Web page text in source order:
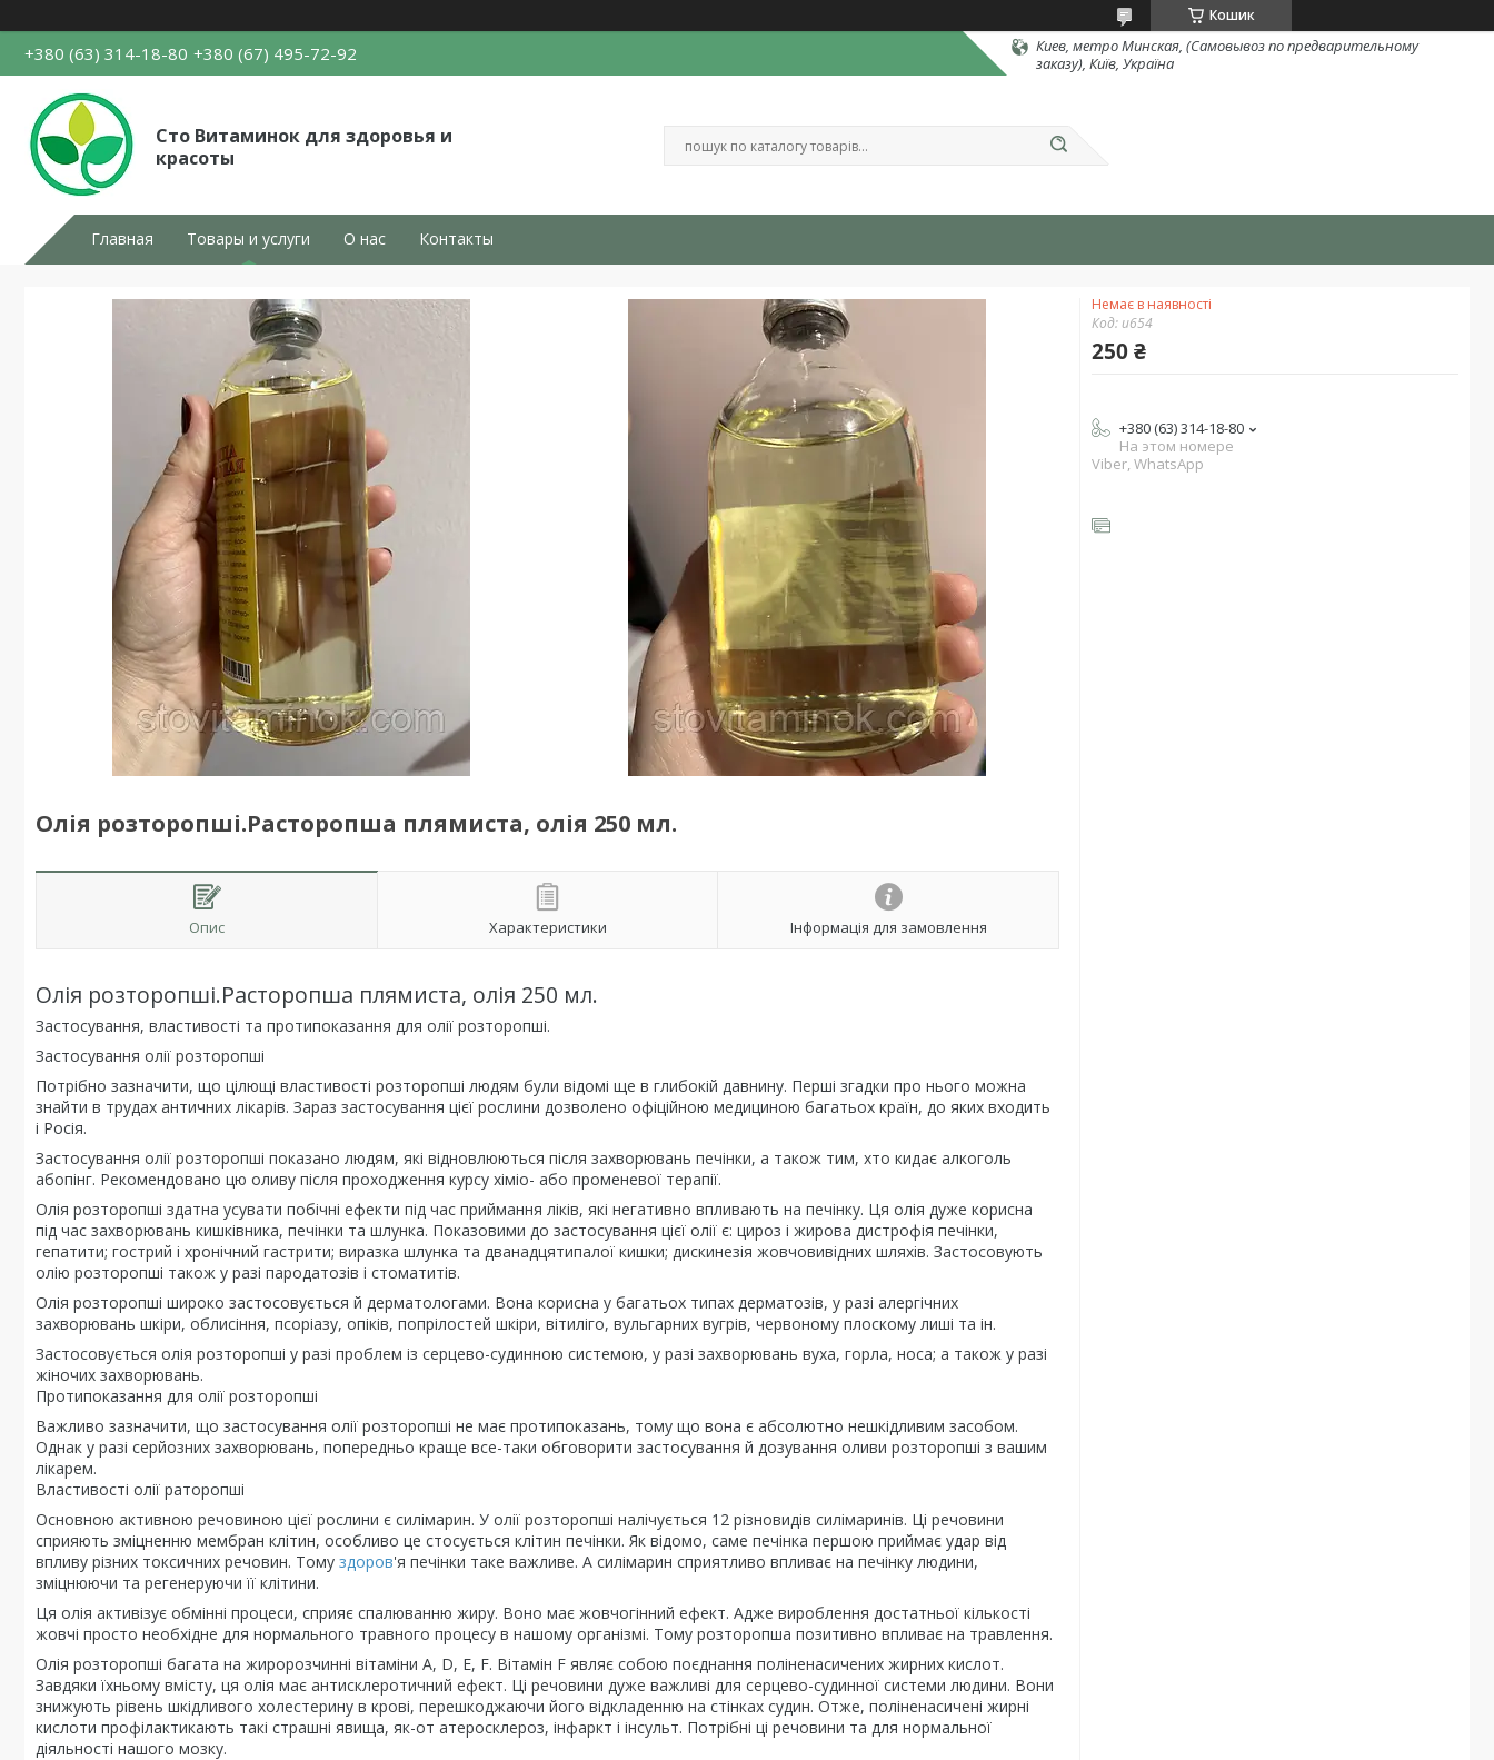
Кошик
+380 (63) 314-18-80 +380 (67) 495-72-92
Киев, метро Минская, (Самовывоз по предварительному
заказу), Київ, Україна
Сто Витаминок для здоровья и
красоты
Главная Товары и услуги О нас Контакты
Олія розторопші.Расторопша плямиста, олія 250 мл.
Опис Характеристики Інформація для замовлення
Олія розторопші.Расторопша плямиста, олія 250 мл.
Застосування, властивості та протипоказання для олії розторопші.
Застосування олії розторопші
Потрібно зазначити, що цілющі властивості розторопші людям були відомі ще в глибокій давнину. Перші згадки про нього можна
знайти в трудах античних лікарів. Зараз застосування цієї рослини дозволено офіційною медициною багатьох країн, до яких входить
і Росія.
Застосування олії розторопші показано людям, які відновлюються після захворювань печінки, а також тим, хто кидає алкоголь
абопінг. Рекомендовано цю оливу після проходження курсу хіміо- або променевої терапії.
Олія розторопші здатна усувати побічні ефекти під час приймання ліків, які негативно впливають на печінку. Ця олія дуже корисна
під час захворювань кишківника, печінки та шлунка. Показовими до застосування цієї олії є: цироз і жирова дистрофія печінки,
гепатити; гострий і хронічний гастрити; виразка шлунка та дванадцятипалої кишки; дискинезія жовчовивідних шляхів. Застосовують
олію розторопші також у разі пародатозів і стоматитів.
Олія розторопші широко застосовується й дерматологами. Вона корисна у багатьох типах дерматозів, у разі алергічних
захворювань шкіри, облисіння, псоріазу, опіків, попрілостей шкіри, вітиліго, вульгарних вугрів, червоному плоскому лиші та ін.
Застосовується олія розторопші у разі проблем із серцево-судинною системою, у разі захворювань вуха, горла, носа; а також у разі
жіночих захворювань.
Протипоказання для олії розторопші
Важливо зазначити, що застосування олії розторопші не має протипоказань, тому що вона є абсолютно нешкідливим засобом.
Однак у разі серйозних захворювань, попередньо краще все-таки обговорити застосування й дозування оливи розторопші з вашим
лікарем.
Властивості олії раторопші
Основною активною речовиною цієї рослини є силімарин. У олії розторопші налічується 12 різновидів силімаринів. Ці речовини
сприяють зміцненню мембран клітин, особливо це стосується клітин печінки. Як відомо, саме печінка першою приймає удар від
впливу різних токсичних речовин. Тому здоров'я печінки таке важливе. А силімарин сприятливо впливає на печінку людини,
зміцнюючи та регенеруючи її клітини.
Ця олія активізує обмінні процеси, сприяє спалюванню жиру. Воно має жовчогінний ефект. Адже вироблення достатньої кількості
жовчі просто необхідне для нормального травного процесу в нашому організмі. Тому розторопша позитивно впливає на травлення.
Олія розторопші багата на жиророзчинні вітаміни A, D, E, F. Вітамін F являє собою поєднання поліненасичених жирних кислот.
Завдяки їхньому вмісту, ця олія має антисклеротичний ефект. Ці речовини дуже важливі для серцево-судинної системи людини. Вони
знижують рівень шкідливого холестерину в крові, перешкоджаючи його відкладенню на стінках судин. Отже, поліненасичені жирні
кислоти профілактикають такі страшні явища, як-от атеросклероз, інфаркт і інсульт. Потрібні ці речовини та для нормальної
діяльності нашого мозку.
Немає в наявності
Код:u654
250 ₴
+380 (63) 314-18-80
На этом номере
Viber, WhatsApp